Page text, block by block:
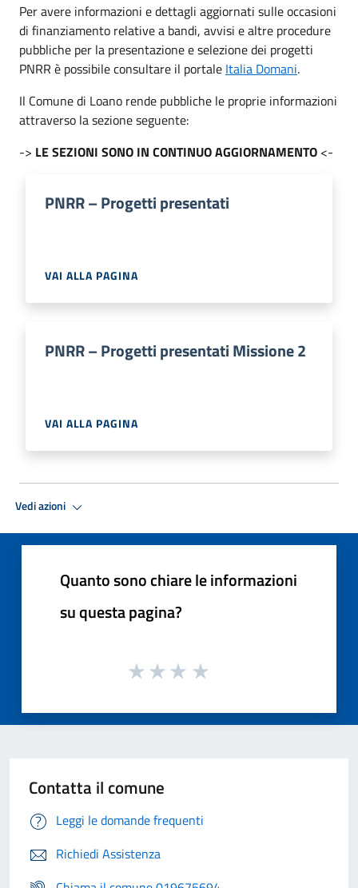
Per avere informazioni e dettagli aggiornati sulle occasioni
di finanziamento relative a bandi, avvisi e altre procedure
pubbliche per la presentazione e selezione dei progetti
PNRR è possibile consultare il portale Italia Domani.
Il Comune di Loano rende pubbliche le proprie informazioni
attraverso la sezione seguente:
-> LE SEZIONI SONO IN CONTINUO AGGIORNAMENTO <-
PNRR – Progetti presentati
VAI ALLA PAGINA
PNRR – Progetti presentati Missione 2
VAI ALLA PAGINA
Vedi azioni
Quanto sono chiare le informazioni
su questa pagina?
Contatta il comune
Leggi le domande frequenti
Richiedi Assistenza